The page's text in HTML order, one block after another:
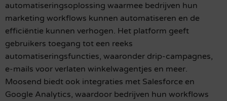
automatiseringsoplossing waarmee bedrijven hun
marketing workflows kunnen automatiseren en de
efficiëntie kunnen verhogen. Het platform geeft
gebruikers toegang tot een reeks
automatiseringsfuncties, waaronder drip-campagnes,
e-mails voor verlaten winkelwagentjes en meer.
Moosend biedt ook integraties met Salesforce en
Google Analytics, waardoor bedrijven hun workflows